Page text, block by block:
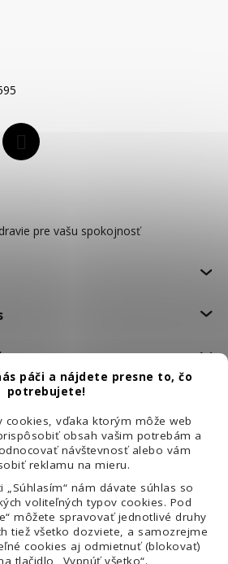
páči a nájdete presne to, čo
potrebujete!
cookies, vďaka ktorým môže web
obsah vašim potrebám a
návštevnosť alebo vám
reklamu na mieru.
„Súhlasím“ nám dávate súhlas so
voliteľných typov cookies. Pod
môžete spravovať jednotlivé druhy
tiež všetko dozviete, a samozrejme
cookies aj odmietnuť (blokovať)
tlačidlo „Vypnúť všetko“.
pre vašu spokojnosť